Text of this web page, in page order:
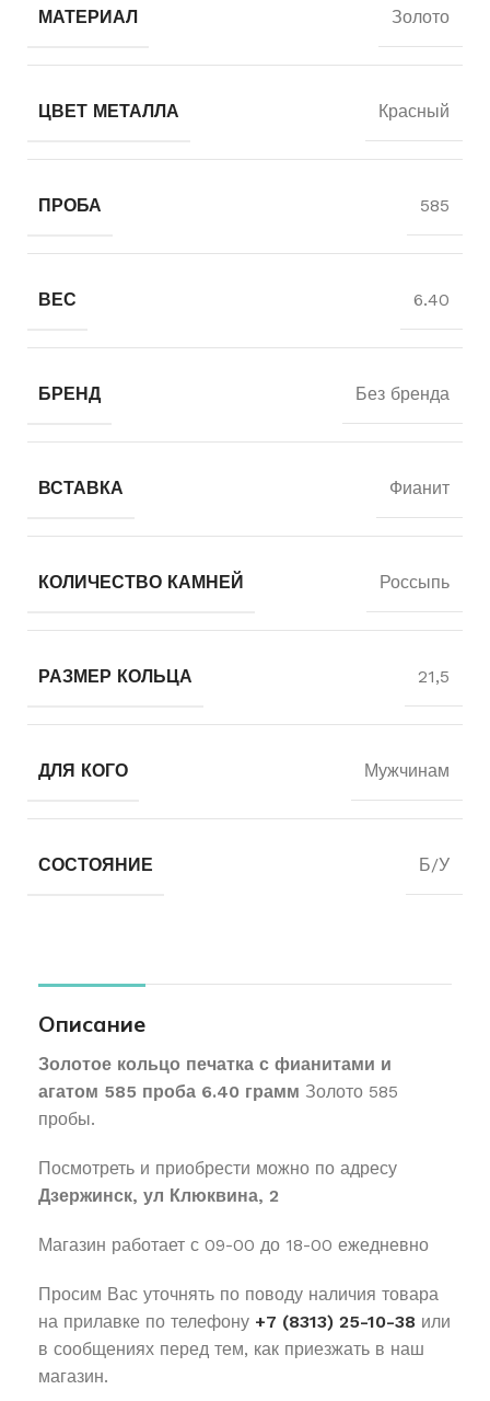
МАТЕРИАЛ Золото
ЦВЕТ МЕТАЛЛА Красный
ПРОБА 585
ВЕС 6.40
БРЕНД Без бренда
ВСТАВКА Фианит
КОЛИЧЕСТВО КАМНЕЙ Россыпь
РАЗМЕР КОЛЬЦА 21,5
ДЛЯ КОГО Мужчинам
СОСТОЯНИЕ Б/У
Описание
Золотое кольцо печатка с фианитами и
агатом 585 проба 6.40 грамм Золото 585
пробы.
Посмотреть и приобрести можно по адресу
Дзержинск, ул Клюквина, 2
Магазин работает с 09-00 до 18-00 ежедневно
Просим Вас уточнять по поводу наличия товара
на прилавке по телефону +7 (8313) 25-10-38 или
в сообщениях перед тем, как приезжать в наш
магазин.